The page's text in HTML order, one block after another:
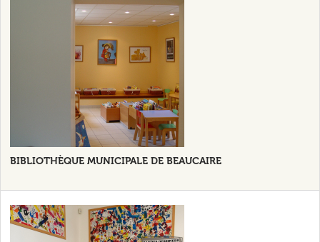
BIBLIOTHÈQUE MUNICIPALE DE BEAUCAIRE